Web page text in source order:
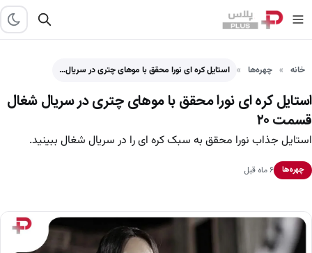
خانه چهره‌ها استایل کره ای نورا محقق با موهای چتری در سریال…
استایل کره ای نورا محقق با موهای چتری در سریال شغال
قسمت ۲۰
استایل جذاب نورا محقق به سبک کره ای را در سریال شغال ببینید.
چهره‌ها ۶ ماه قبل